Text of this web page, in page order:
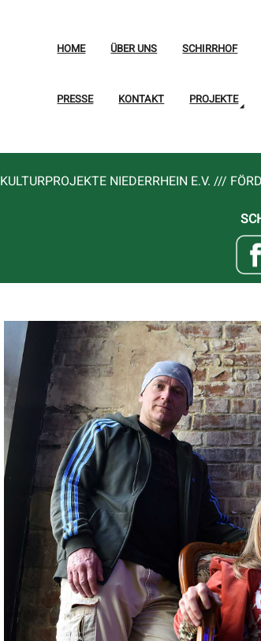
HOME ÜBER UNS SCHIRRHOF
PRESSE KONTAKT PROJEKTE
KULTURPROJEKTE NIEDERRHEIN E.V. ///